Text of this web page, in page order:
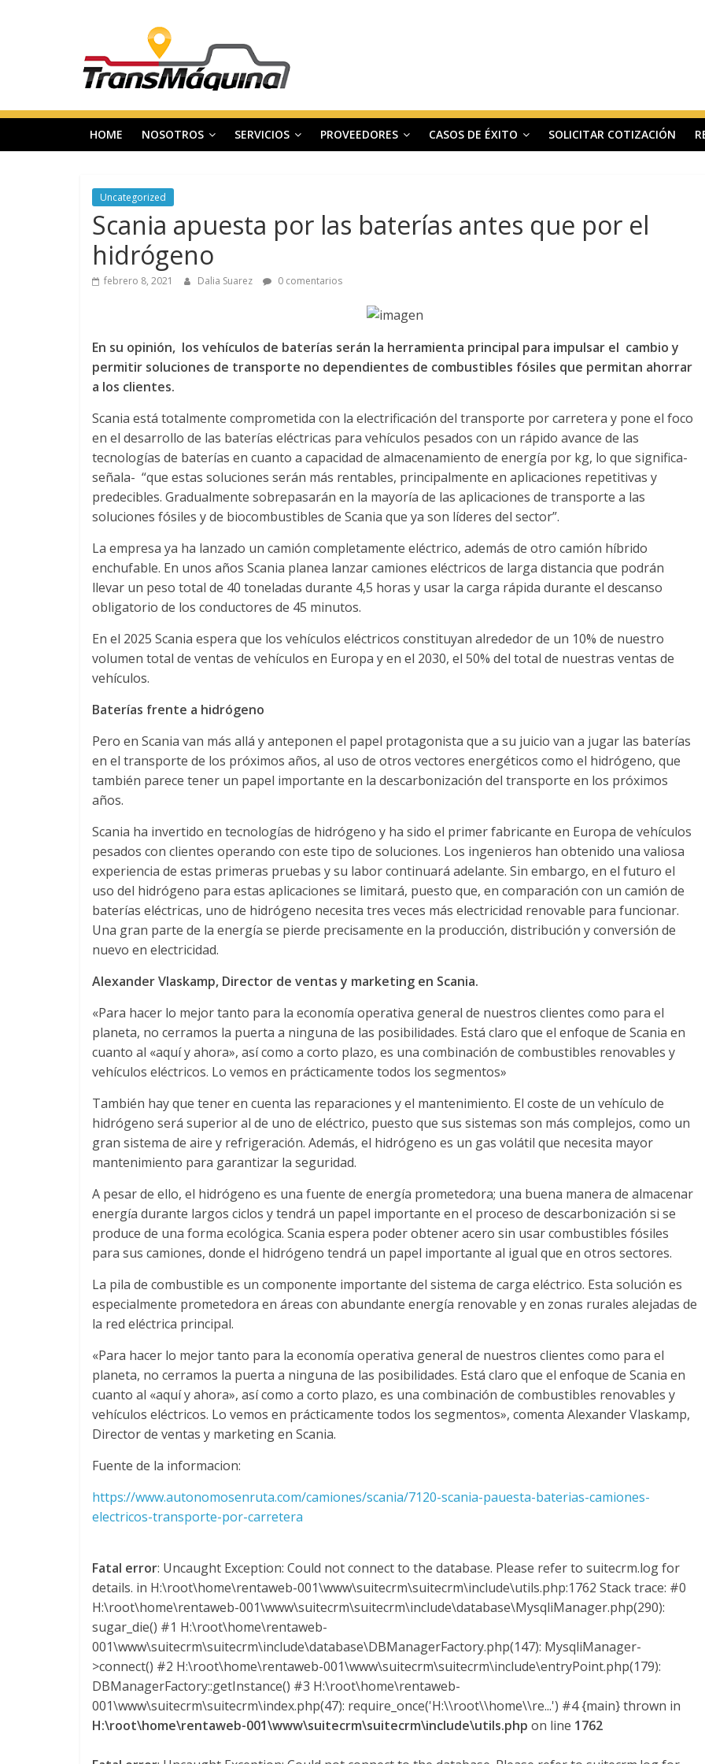
r
a
n
s
m
a
q
u
n
a
–
T
r
a
n
s
p
o
r
e
d
e
E
q
u
p
o
s
y
M
a
q
u
n
a
HOME NOSOTROS SERVICIOS PROVEEDORES CASOS DE ÉXITO SOLICITAR COTIZACIÓN
Uncategorized
Scania apuesta por las baterías antes que por el
hidrógeno
febrero 8, 2021 Dalia Suarez 0 comentarios
En su opinión, los vehículos de baterías serán la herramienta principal para impulsar el cambio y
permitir soluciones de transporte no dependientes de combustibles fósiles que permitan ahorrar
a los clientes.
Scania está totalmente comprometida con la electrificación del transporte por carretera y pone el foco
en el desarrollo de las baterías eléctricas para vehículos pesados con un rápido avance de las
tecnologías de baterías en cuanto a capacidad de almacenamiento de energía por kg, lo que significa-
señala- “que estas soluciones serán más rentables, principalmente en aplicaciones repetitivas y
predecibles. Gradualmente sobrepasarán en la mayoría de las aplicaciones de transporte a las
soluciones fósiles y de biocombustibles de Scania que ya son líderes del sector”.
La empresa ya ha lanzado un camión completamente eléctrico, además de otro camión híbrido
enchufable. En unos años Scania planea lanzar camiones eléctricos de larga distancia que podrán
llevar un peso total de 40 toneladas durante 4,5 horas y usar la carga rápida durante el descanso
obligatorio de los conductores de 45 minutos.
En el 2025 Scania espera que los vehículos eléctricos constituyan alrededor de un 10% de nuestro
volumen total de ventas de vehículos en Europa y en el 2030, el 50% del total de nuestras ventas de
vehículos.
Baterías frente a hidrógeno
Pero en Scania van más allá y anteponen el papel protagonista que a su juicio van a jugar las baterías
en el transporte de los próximos años, al uso de otros vectores energéticos como el hidrógeno, que
también parece tener un papel importante en la descarbonización del transporte en los próximos
años.
Scania ha invertido en tecnologías de hidrógeno y ha sido el primer fabricante en Europa de vehículos
pesados con clientes operando con este tipo de soluciones. Los ingenieros han obtenido una valiosa
experiencia de estas primeras pruebas y su labor continuará adelante. Sin embargo, en el futuro el
uso del hidrógeno para estas aplicaciones se limitará, puesto que, en comparación con un camión de
baterías eléctricas, uno de hidrógeno necesita tres veces más electricidad renovable para funcionar.
Una gran parte de la energía se pierde precisamente en la producción, distribución y conversión de
nuevo en electricidad.
Alexander Vlaskamp, Director de ventas y marketing en Scania.
«Para hacer lo mejor tanto para la economía operativa general de nuestros clientes como para el
planeta, no cerramos la puerta a ninguna de las posibilidades. Está claro que el enfoque de Scania en
cuanto al «aquí y ahora», así como a corto plazo, es una combinación de combustibles renovables y
vehículos eléctricos. Lo vemos en prácticamente todos los segmentos»
También hay que tener en cuenta las reparaciones y el mantenimiento. El coste de un vehículo de
hidrógeno será superior al de uno de eléctrico, puesto que sus sistemas son más complejos, como un
gran sistema de aire y refrigeración. Además, el hidrógeno es un gas volátil que necesita mayor
mantenimiento para garantizar la seguridad.
A pesar de ello, el hidrógeno es una fuente de energía prometedora; una buena manera de almacenar
energía durante largos ciclos y tendrá un papel importante en el proceso de descarbonización si se
produce de una forma ecológica. Scania espera poder obtener acero sin usar combustibles fósiles
para sus camiones, donde el hidrógeno tendrá un papel importante al igual que en otros sectores.
La pila de combustible es un componente importante del sistema de carga eléctrico. Esta solución es
especialmente prometedora en áreas con abundante energía renovable y en zonas rurales alejadas de
la red eléctrica principal.
«Para hacer lo mejor tanto para la economía operativa general de nuestros clientes como para el
planeta, no cerramos la puerta a ninguna de las posibilidades. Está claro que el enfoque de Scania en
cuanto al «aquí y ahora», así como a corto plazo, es una combinación de combustibles renovables y
vehículos eléctricos. Lo vemos en prácticamente todos los segmentos», comenta Alexander Vlaskamp,
Director de ventas y marketing en Scania.
Fuente de la informacion:
https://www.autonomosenruta.com/camiones/scania/7120-scania-pauesta-baterias-camiones-
electricos-transporte-por-carretera
Fatal error: Uncaught Exception: Could not connect to the database. Please refer to suitecrm.log for
details. in H:\root\home\rentaweb-001\www\suitecrm\suitecrm\include\utils.php:1762 Stack trace: #0
H:\root\home\rentaweb-001\www\suitecrm\suitecrm\include\database\MysqliManager.php(290):
sugar_die() #1 H:\root\home\rentaweb-
001\www\suitecrm\suitecrm\include\database\DBManagerFactory.php(147): MysqliManager-
>connect() #2 H:\root\home\rentaweb-001\www\suitecrm\suitecrm\include\entryPoint.php(179):
DBManagerFactory::getInstance() #3 H:\root\home\rentaweb-
001\www\suitecrm\suitecrm\index.php(47): require_once('H:\\root\\home\\re...') #4 {main} thrown in
H:\root\home\rentaweb-001\www\suitecrm\suitecrm\include\utils.php on line 1762